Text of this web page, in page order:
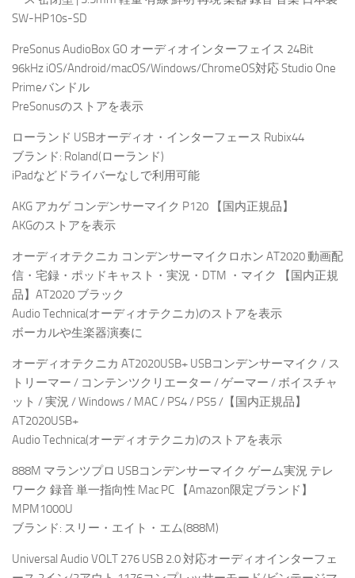
SW-HP10s-SD
PreSonus AudioBox GO オーディオインターフェイス 24Bit
96kHz iOS/Android/macOS/Windows/ChromeOS対応 Studio One
Primeバンドル
PreSonusのストアを表示
ローランド USBオーディオ・インターフェース Rubix44
ブランド: Roland(ローランド)
iPadなどドライバーなしで利用可能
AKG アカゲ コンデンサーマイク P120 【国内正規品】
AKGのストアを表示
オーディオテクニカ コンデンサーマイクロホン AT2020 動画配
信・宅録・ポッドキャスト・実況・DTM ・マイク 【国内正規
品】AT2020 ブラック
Audio Technica(オーディオテクニカ)のストアを表示
ボーカルや生楽器演奏に
オーディオテクニカ AT2020USB+ USBコンデンサーマイク / ス
トリーマー / コンテンツクリエーター / ゲーマー / ボイスチャ
ット / 実況 / Windows / MAC / PS4 / PS5 /【国内正規品】
AT2020USB+
Audio Technica(オーディオテクニカ)のストアを表示
888M マランツプロ USBコンデンサーマイク ゲーム実況 テレ
ワーク 録音 単一指向性 Mac PC 【Amazon限定ブランド】
MPM1000U
ブランド: スリー・エイト・エム(888M)
Universal Audio VOLT 276 USB 2.0 対応オーディオインターフェ